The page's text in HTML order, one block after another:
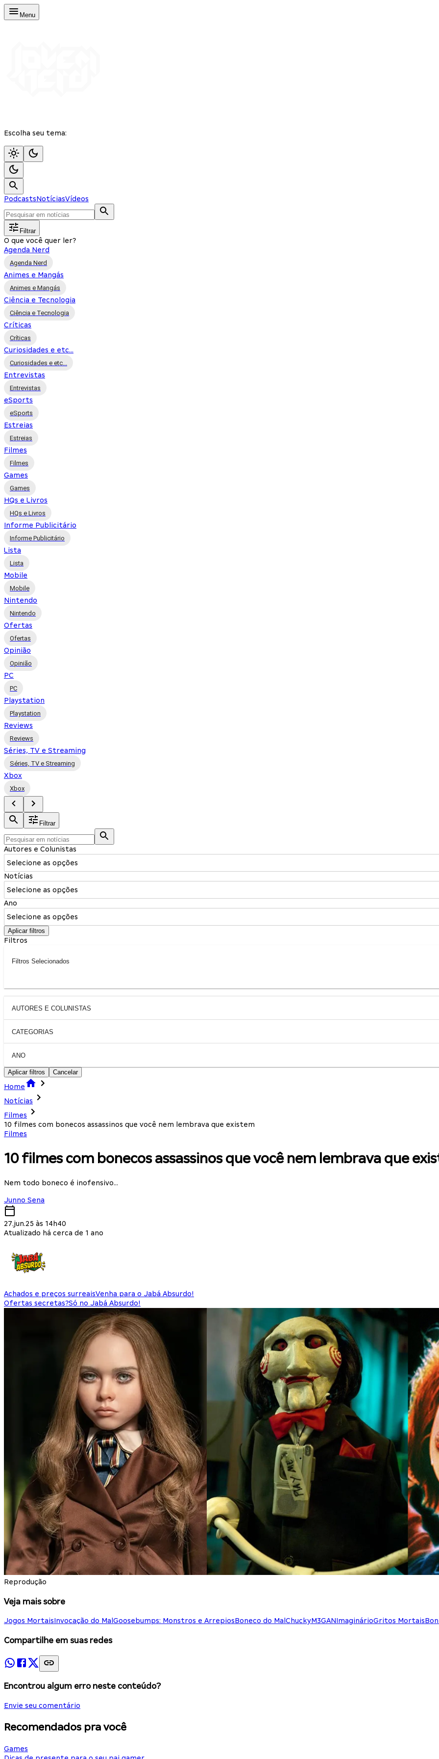
Menu
Escolha seu tema:
PodcastsNotíciasVídeos
Filtrar
O que você quer ler?
Agenda Nerd
Agenda Nerd
Animes e Mangás
Animes e Mangás
Ciência e Tecnologia
Ciência e Tecnologia
Críticas
Críticas
Curiosidades e etc...
Curiosidades e etc...
Entrevistas
Entrevistas
eSports
eSports
Estreias
Estreias
Filmes
Filmes
Games
Games
HQs e Livros
HQs e Livros
Informe Publicitário
Informe Publicitário
Lista
Lista
Mobile
Mobile
Nintendo
Nintendo
Ofertas
Ofertas
Opinião
Opinião
PC
PC
Playstation
Playstation
Reviews
Reviews
Séries, TV e Streaming
Séries, TV e Streaming
Xbox
Xbox
Filtrar
Autores e Colunistas
Selecione as opções
Notícias
Selecione as opções
Ano
Selecione as opções
Aplicar filtros
Filtros
Filtros Selecionados
AUTORES E COLUNISTAS
CATEGORIAS
ANO
Aplicar filtros Cancelar
Home
Notícias
Filmes
10 filmes com bonecos assassinos que você nem lembrava que existem
Filmes
10 filmes com bonecos assassinos que você nem lembrava que
Nem todo boneco é inofensivo...
Junno Sena
27.jun.25 às 14h40
Atualizado há cerca de 1 ano
Achados e preços surreaisVenha para o Jabá Absurdo!
Ofertas secretas?Só no Jabá Absurdo!
Reprodução
Veja mais sobre
Jogos MortaisInvocação do Mal Goosebumps: Monstros e ArrepiosBoneco do Mal ChuckyM3GANImaginárioGritos Mortais
Compartilhe em suas redes
Encontrou algum erro neste conteúdo?
Envie seu comentário
Recomendados pra você
Games